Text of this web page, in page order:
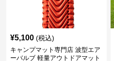
¥5,100 (税込)
キャンプマット専門店 波型エア
ーバルブ 軽量アウトドアマット